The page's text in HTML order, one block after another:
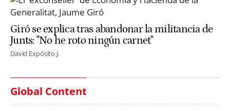
Giró se explica tras abandonar la militancia de
Junts: "No he roto ningún carnet"
David Expósito J.
Global Content